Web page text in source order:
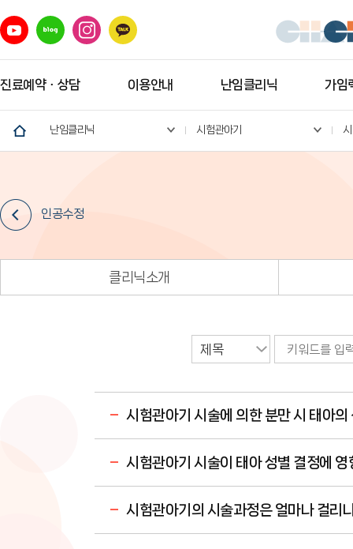
진료예약ㆍ상담 이용안내 난임클리닉 가임
난임클리닉 시험관아기
인공수정
클리닉소개
시험관아기 시술에 의한 분만 시 태아
시험관아기 시술이 태아 성별 결정에 영
시험관아기의 시술과정은 얼마나 걸리